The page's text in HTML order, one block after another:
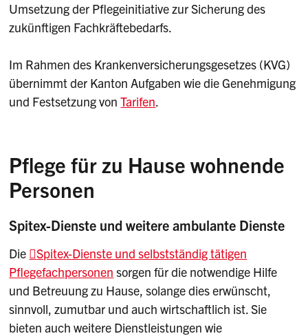
Umsetzung der Pflegeinitiative zur Sicherung des
zukünftigen Fachkräftebedarfs.
Im Rahmen des Krankenversicherungsgesetzes (KVG)
übernimmt der Kanton Aufgaben wie die Genehmigung
und Festsetzung vonTarifen.
Pflege für zu Hause wohnende
Personen
Spitex-Dienste und weitere ambulante Dienste
Die
Spitex-Dienste und selbstständig tätigen
Pflegefachpersonen sorgen für die notwendige Hilfe
und Betreuung zu Hause, solange dies erwünscht,
sinnvoll, zumutbar und auch wirtschaftlich ist. Sie
bieten auch weitere Dienstleistungen wie